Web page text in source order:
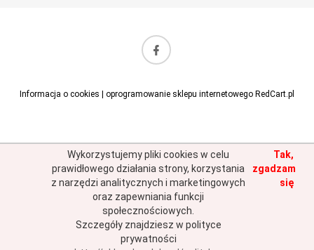
Informacja o cookies | oprogramowanie sklepu internetowego RedCart.pl
Wykorzystujemy pliki cookies w celu
prawidłowego działania strony, korzystania
z narzędzi analitycznych i marketingowych
oraz zapewniania funkcji
społecznościowych.
Szczegóły znajdziesz w polityce
prywatności
Tak,
zgadzam
się